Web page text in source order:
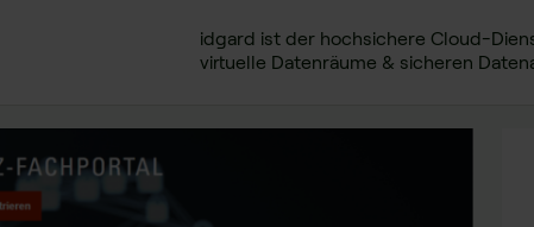
idgard ist der hochsichere Cloud-
virtuelle Datenräume & sicheren